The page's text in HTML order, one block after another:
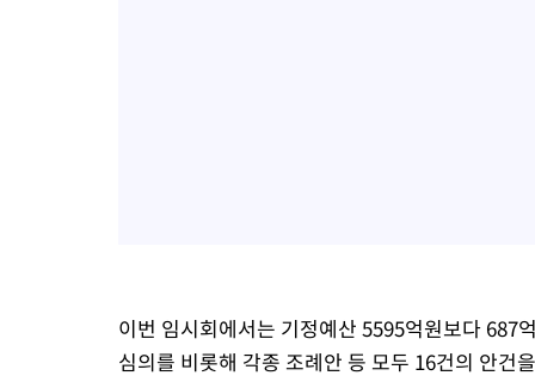
이번 임시회에서는 기정예산 5595억원보다 687
심의를 비롯해 각종 조례안 등 모두 16건의 안건